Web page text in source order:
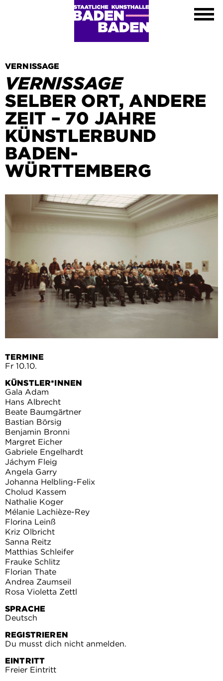
Ausstellungen
Kunsthalle
Kontakt
Shop
DE
EN
FR
Leichte Sprache
VERNISSAGE
VERNISSAGE
SELBER ORT, ANDERE
ZEIT – 70 JAHRE
KÜNSTLERBUND
BADEN-
WÜRTTEMBERG
TERMINE
Fr 10.10.
KÜNSTLER*INNEN
Gala Adam
Hans Albrecht
Beate Baumgärtner
Bastian Börsig
Benjamin Bronni
Margret Eicher
Gabriele Engelhardt
Jáchym Fleig
Angela Garry
Johanna Helbling-Felix
Cholud Kassem
Nathalie Koger
Mélanie Lachièze-Rey
Florina Leinß
Kriz Olbricht
Sanna Reitz
Matthias Schleifer
Frauke Schlitz
Florian Thate
Andrea Zaumseil
Rosa Violetta Zettl
SPRACHE
Deutsch
REGISTRIEREN
Du musst dich nicht anmelden.
EINTRITT
Freier Eintritt